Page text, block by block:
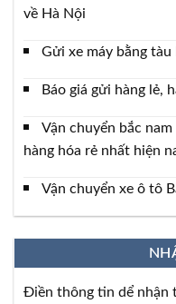
về Hà Nội
Gửi xe máy bằng
Báo giá gửi hàng lẻ,
Vận chuyển bắc
hàng hóa rẻ nhất hiện
Vận chuyển xe ô tô
Điền thông tin dể nhận